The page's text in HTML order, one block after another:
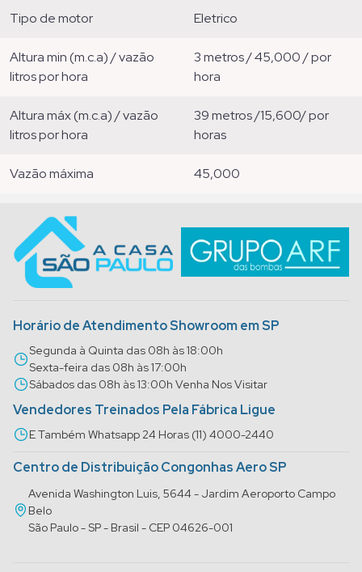
tipo de motor eletrico
altura min (m.c.a) / vazão
litros por hora
3 metros / 45,000 / por
hora
altura máx (m.c.a) / vazão
litros por hora
39 metros /15,600/ por
horas
vazão máxima 45,000
Horário de Atendimento Showroom em SP
Segunda à Quinta das 08h às 18:00h
Sexta-feira das 08h às 17:00h
Sábados das 08h às 13:00h Venha Nos Visitar
Vendedores Treinados Pela Fábrica Ligue
E Também Whatsapp 24 Horas (11) 4000-2440
Centro de Distribuição Congonhas Aero SP
Avenida Washington Luis, 5644 - Jardim Aeroporto Campo
Belo
São Paulo - SP - Brasil - CEP 04626-001